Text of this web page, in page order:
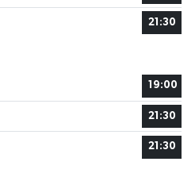
21:30
19:00
21:30
21:30